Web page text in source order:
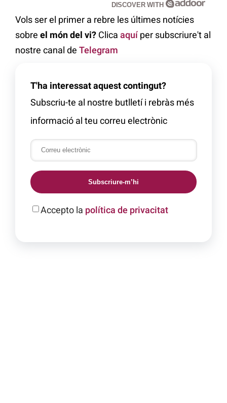
DISCOVER WITH
Vols ser el primer a rebre les últimes notícies
sobre el món del vi? Clica aquíper subscriure't al
nostre canal de Telegram
T'ha interessat aquest contingut?
Subscriu-te al nostre butlletí i rebràs més
informació al teu correu electrònic
Subscriure-m’hi
Accepto la política de privacitat